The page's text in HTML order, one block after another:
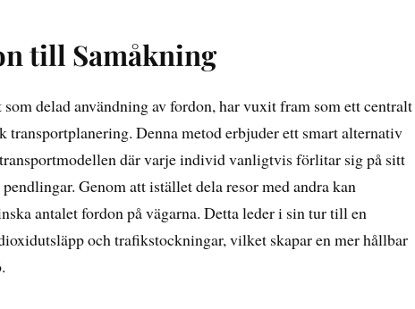
till Samåkning
delad användning av fordon, har vuxit fram som ett centralt
transportplanering. Denna metod erbjuder ett smart alternativ
där varje individ vanligtvis förlitar sig på sitt
Genom att istället dela resor med andra kan
antalet fordon på vägarna. Detta leder i sin tur till en
och trafikstockningar, vilket skapar en mer hållbar